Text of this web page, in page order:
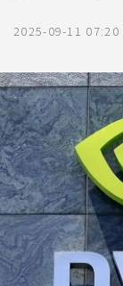
2025-09-11 07:20